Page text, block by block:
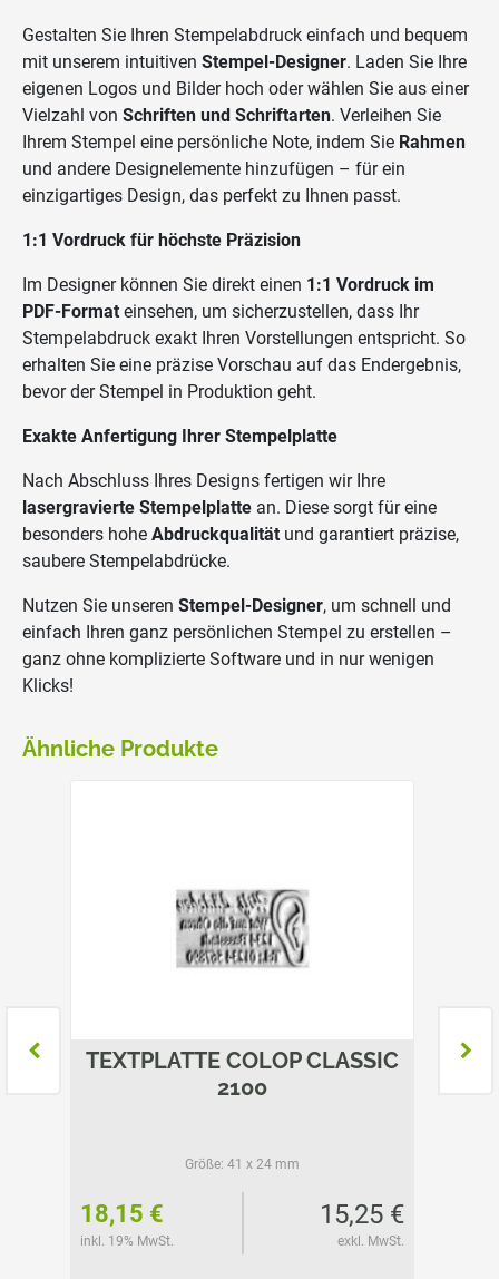
Gestalten Sie Ihren Stempelabdruck einfach und bequem
mit unserem intuitiven Stempel-Designer. Laden Sie Ihre
eigenen Logos und Bilder hoch oder wählen Sie aus einer
Vielzahl von Schriften und Schriftarten. Verleihen Sie
Ihrem Stempel eine persönliche Note, indem Sie Rahmen
und andere Designelemente hinzufügen – für ein
einzigartiges Design, das perfekt zu Ihnen passt.
1:1 Vordruck für höchste Präzision
Im Designer können Sie direkt einen 1:1 Vordruck im
PDF-Format einsehen, um sicherzustellen, dass Ihr
Stempelabdruck exakt Ihren Vorstellungen entspricht. So
erhalten Sie eine präzise Vorschau auf das Endergebnis,
bevor der Stempel in Produktion geht.
Exakte Anfertigung Ihrer Stempelplatte
Nach Abschluss Ihres Designs fertigen wir Ihre
lasergravierte Stempelplatte an. Diese sorgt für eine
besonders hohe Abdruckqualität und garantiert präzise,
saubere Stempelabdrücke.
Nutzen Sie unseren Stempel-Designer, um schnell und
einfach Ihren ganz persönlichen Stempel zu erstellen –
ganz ohne komplizierte Software und in nur wenigen
Klicks!
Ähnliche Produkte
TEXTPLATTE COLOP CLASSIC
2100
Größe: 41 x 24 mm
18,15 €
inkl. 19% MwSt.
15,25 €
exkl. MwSt.